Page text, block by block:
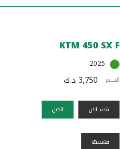
KTM 450 SX F
2025
السعر 3,750 د.ك
قدم الآن اتصل
قسًطها